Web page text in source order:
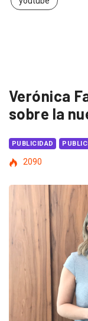
Verónica
sobre la
PUBLICIDAD
2090